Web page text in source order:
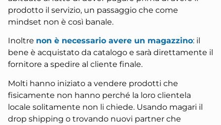
prodotto il servizio, un passaggio che come
mindset non è così banale.
Inoltre non è necessario avere un magazzino: il
bene è acquistato da catalogo e sarà direttamente il
fornitore a spedire al cliente finale.
Molti hanno iniziato a vendere prodotti che
fisicamente non hanno perché la loro clientela
locale solitamente non li chiede. Usando magari il
drop shipping o trovando nuovi partner che